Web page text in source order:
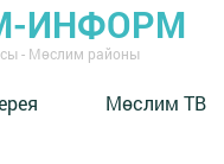
ИНФОРМ
- Мөслим районы
Мөслим ТВ